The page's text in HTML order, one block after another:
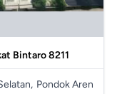
Bintaro 8211
Pondok Aren